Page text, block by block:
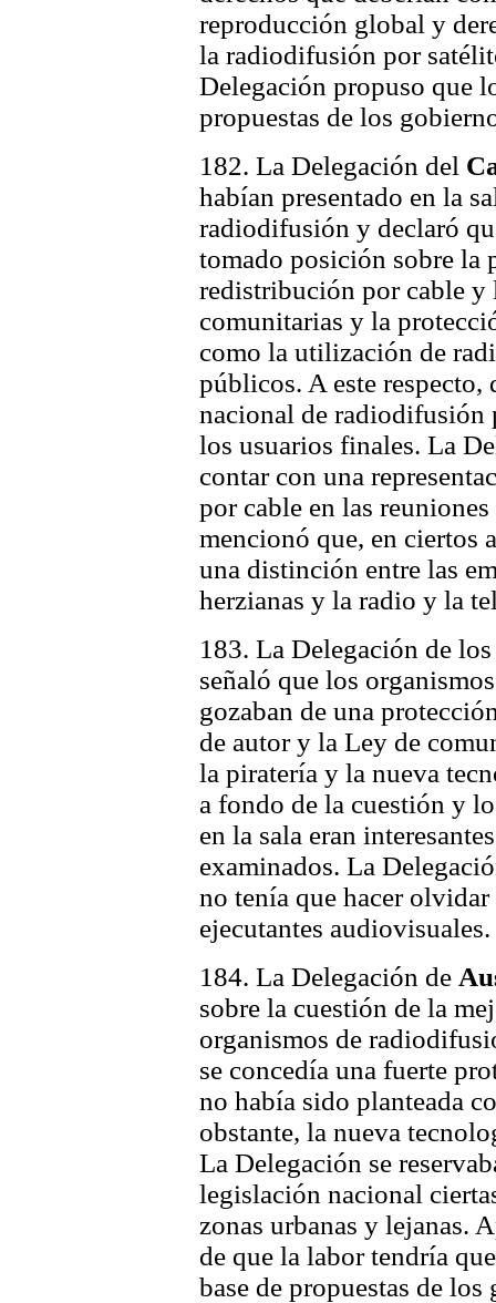
reproducción global y
la radiodifusión por
Delegación propuso que
propuestas de los
182. La Delegación del
habían presentado en la
radiodifusión y declaró
tomado posición sobre la
redistribución por cable y
comunitarias y la
como la utilización de
públicos. A este respecto,
nacional de radiodifusión
los usuarios finales. La
contar con una
por cable en las
mencionó que, en ciertos
una distinción entre las
herzianas y la radio y la
183. La Delegación de
señaló que los
gozaban de una
de autor y la Ley de
la piratería y la nueva
a fondo de la cuestión y
en la sala eran
examinados. La
no tenía que hacer
ejecutantes audiovisuales.
184. La Delegación de
sobre la cuestión de la
organismos de
se concedía una fuerte
no había sido planteada
obstante, la nueva
La Delegación se
legislación nacional
zonas urbanas y lejanas.
de que la labor tendría
base de propuestas de los